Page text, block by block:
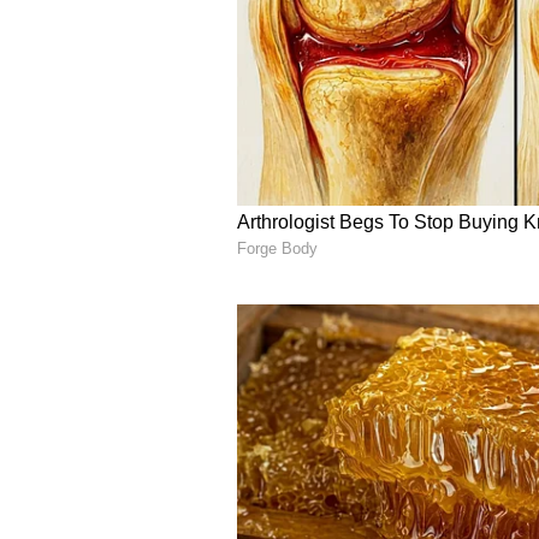
Image Credit :
ಈ ಮಂಗಳ ಗ್ರಹದ ಸಂಚಾರವು ವೃಶ್ಚಿಕ
ತಾಳ್ಮೆಯಿಂದಿರಲು ಸಲಹೆ ನೀಡುತ್ತದೆ.
ಮುಂದೂಡುವುದು ಉತ್ತಮ. ಹಣಕಾಸಿನ
ಪರಿಗಣಿಸದೆ ಯಾವುದೇ ಹೂಡಿಕೆ ಅಥವಾ
ವಿದ್ಯಾರ್ಥಿಗಳು ಅಧ್ಯಯನದಲ್ಲಿ ಆಸಕ್ತಿ
ಬೀರಬಹುದು. ಕುಟುಂಬದಲ್ಲಿನ